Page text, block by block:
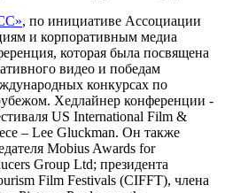
, по инициативе Ассоциации
и корпоративным медиа
которая была посвящена
видео и победам
конкурсах по
Хедлайнер конференции -
US International Film &
– Lee Gluckman. Он также
Mobius Awards for
Group Ltd; президента
Film Festivals (CIFFT), члена